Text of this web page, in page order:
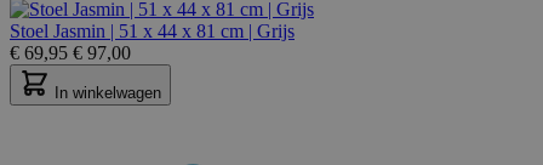
Stoel Jasmin | 51 x 44 x 81 cm | Grijs
€ 69,95 € 97,00
In winkelwagen